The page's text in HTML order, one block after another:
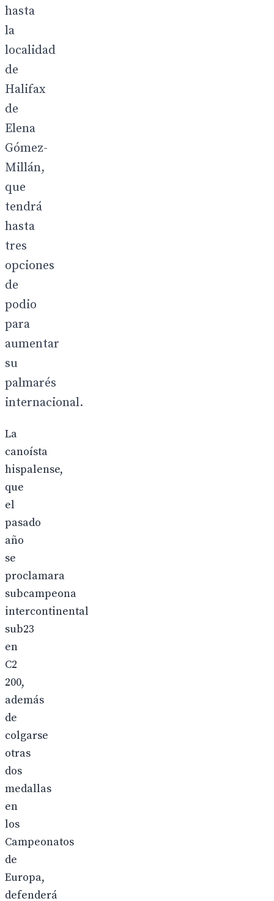
hasta
la
localidad
de
Halifax
de
Elena
Gómez-
Millán,
que
tendrá
hasta
tres
opciones
de
podio
para
aumentar
su
palmarés
internacional.
La
canoísta
hispalense,
que
el
pasado
año
se
proclamara
subcampeona
intercontinental
sub23
en
C2
200,
además
de
colgarse
otras
dos
medallas
en
los
Campeonatos
de
Europa,
defenderá